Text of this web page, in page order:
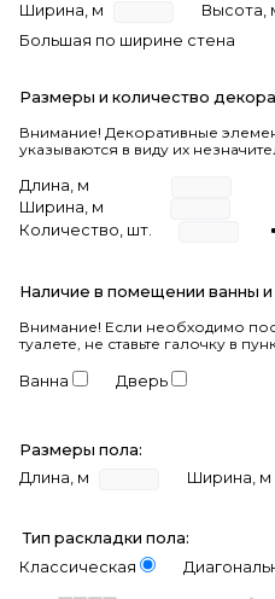
Ширина, м
Высота,
Большая по ширине стена
Размеры и количество
Внимание! Декоративные
указываются в виду их
Длина, м
Ширина, м
Количество, шт.
Наличие в помещении ванны
Внимание! Если необходимо
туалете, не ставьте галочку в
Ванна Дверь
Размеры пола:
Длина, м
Ширина, м
Тип раскладки пола:
Классическая